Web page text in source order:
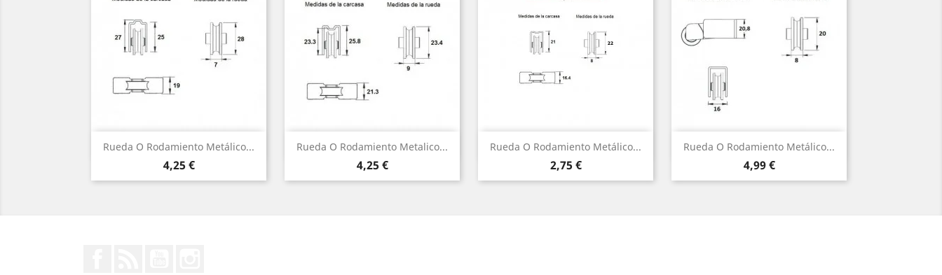
Rueda O Rodamiento Metálico...
Precio
4,25 €
Vista rápida Rueda O Rodamiento Metalico...
Precio
4,25 €
Vista rápida Rueda O Rodamiento Metálico...
Precio
2,75 €
Vista rápida Rueda O Rodamiento Metálico...
Precio
4,99 €
Vista rápida